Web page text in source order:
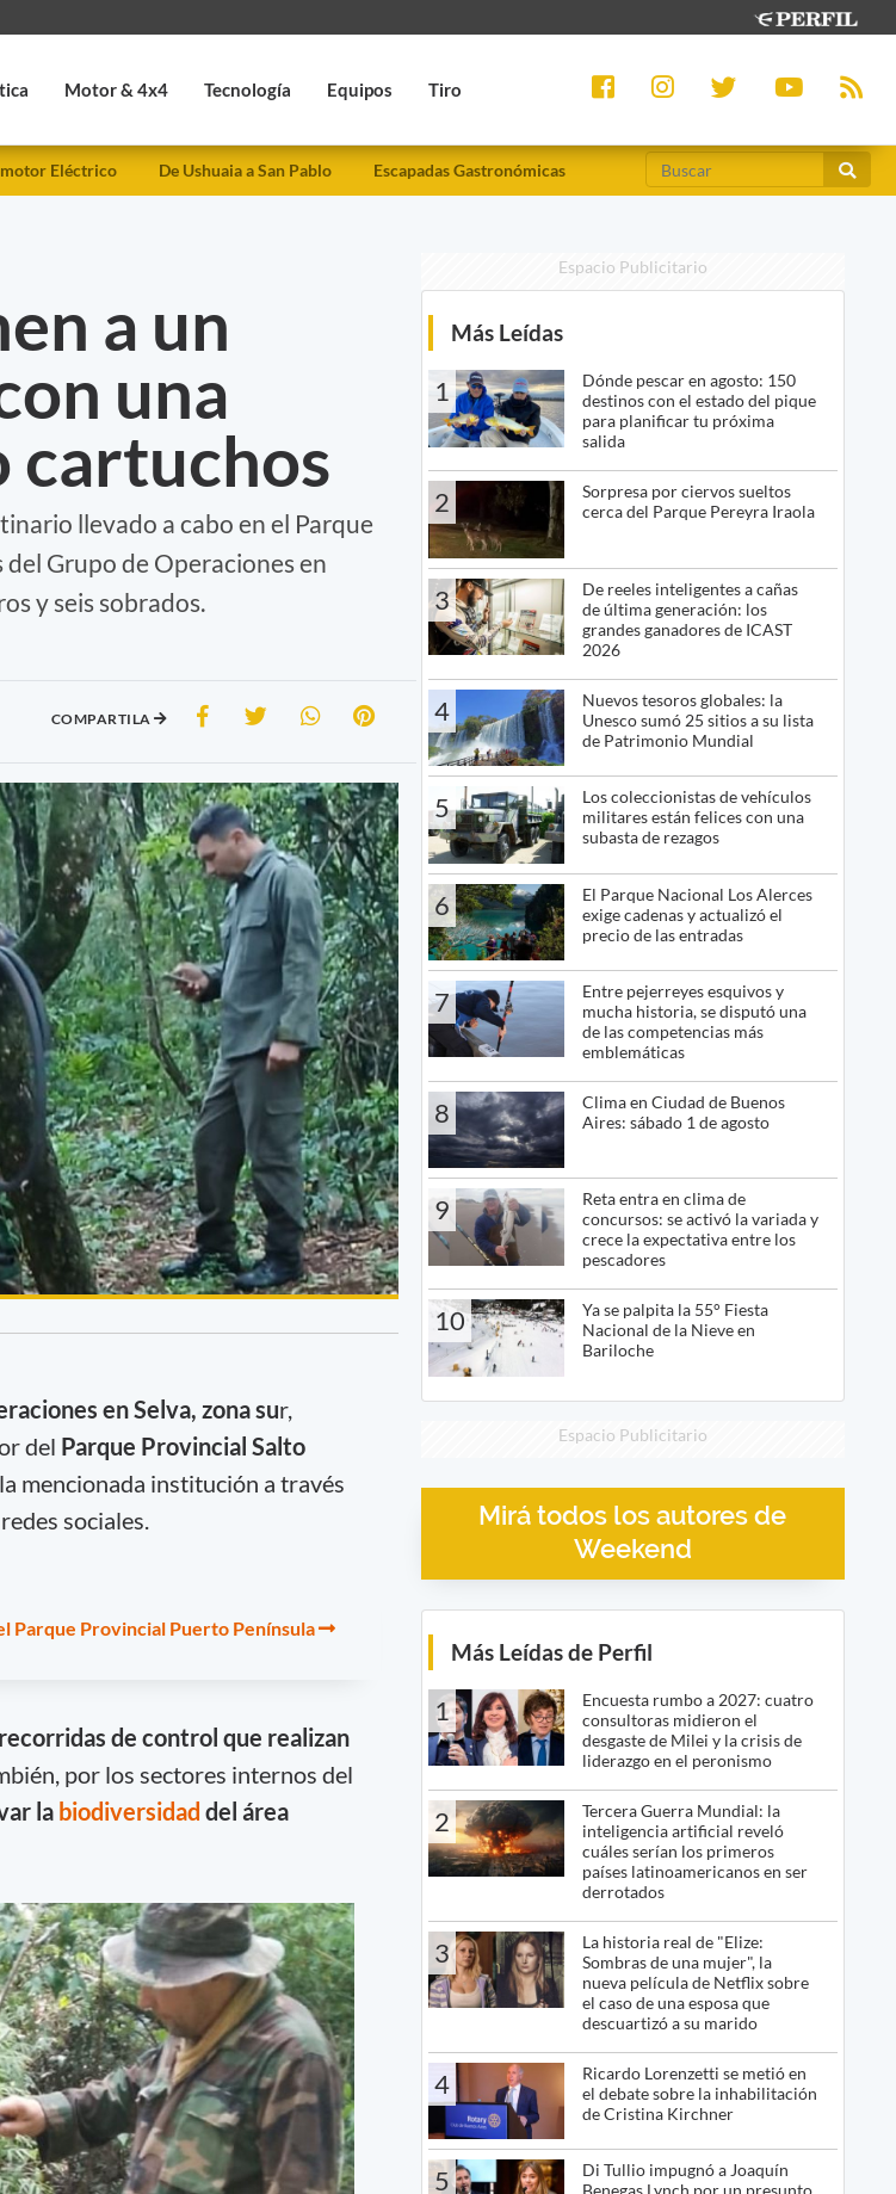
Motor & 4x4 Tecnología Equipos Tiro
Eléctrico De Ushuaia a San Pablo Escapadas Gastronómicas
a un
una
cartuchos
llevado a cabo en el Parque
Grupo de Operaciones en
y seis sobrados.
COMPARTILA
en Selva, zona sur,
del Parque Provincial Salto
mencionada institución a través
sociales.
Parque Provincial Puerto Península
recorridas de control que realizan
por los sectores internos del
la biodiversidad del área
Espacio Publicitario
Más Leídas
1
Dónde pescar en agosto: 150
destinos con el estado del pique
para planificar tu próxima
salida
2
Sorpresa por ciervos sueltos
cerca del Parque Pereyra Iraola
3
De reeles inteligentes a cañas
de última generación: los
grandes ganadores de ICAST
2026
4
Nuevos tesoros globales: la
Unesco sumó 25 sitios a su lista
de Patrimonio Mundial
5
Los coleccionistas de vehículos
militares están felices con una
subasta de rezagos
6
El Parque Nacional Los Alerces
exige cadenas y actualizó el
precio de las entradas
7
Entre pejerreyes esquivos y
mucha historia, se disputó una
de las competencias más
emblemáticas
8
Clima en Ciudad de Buenos
Aires: sábado 1 de agosto
9
Reta entra en clima de
concursos: se activó la variada y
crece la expectativa entre los
pescadores
10
Ya se palpita la 55° Fiesta
Nacional de la Nieve en
Bariloche
Espacio Publicitario
Mirá todos los autores de
Weekend
Más Leídas de Perfil
1
Encuesta rumbo a 2027: cuatro
consultoras midieron el
desgaste de Milei y la crisis de
liderazgo en el peronismo
2
Tercera Guerra Mundial: la
inteligencia artificial reveló
cuáles serían los primeros
países latinoamericanos en ser
derrotados
3
La historia real de "Elize:
Sombras de una mujer", la
nueva película de Netflix sobre
el caso de una esposa que
descuartizó a su marido
4
Ricardo Lorenzetti se metió en
el debate sobre la inhabilitación
de Cristina Kirchner
5
Di Tullio impugnó a Joaquín